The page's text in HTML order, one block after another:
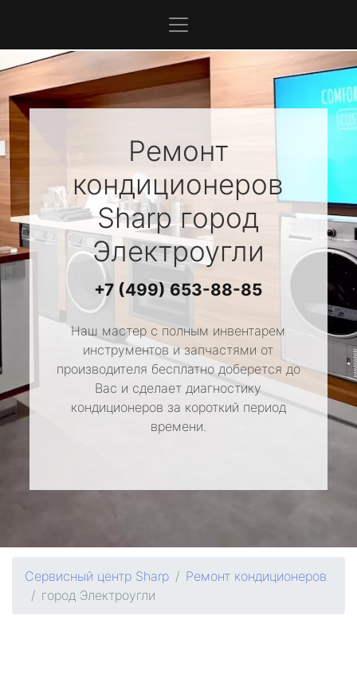
Ремонт
кондиционеров
Sharpгород
Электроугли
+7 (499) 653-88-85
Наш мастер с полным инвентарем
инструментов и запчастями от
производителя бесплатно доберется до
Вас и сделает диагностику
кондиционеров за короткий период
времени.
Сервисный центр Sharp
Ремонт кондиционеров
город Электроугли